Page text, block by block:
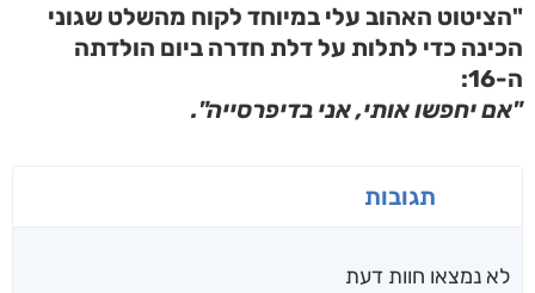
"הציטוט האהוב עלי במיוחד לקוח מהשלט שגוני
הכינה כדי לתלות על דלת חדרה ביום הולדתה
ה-16:
"אם יחפשו אותי, אני בדיפרסייה".
תגובות
לא נמצאו חוות דעת